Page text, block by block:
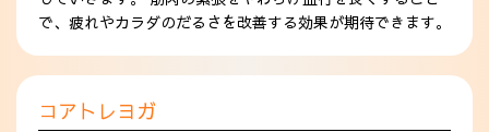
で、疲れやカラダのだるさを改善する効果が期待できます。
コアトレヨガ